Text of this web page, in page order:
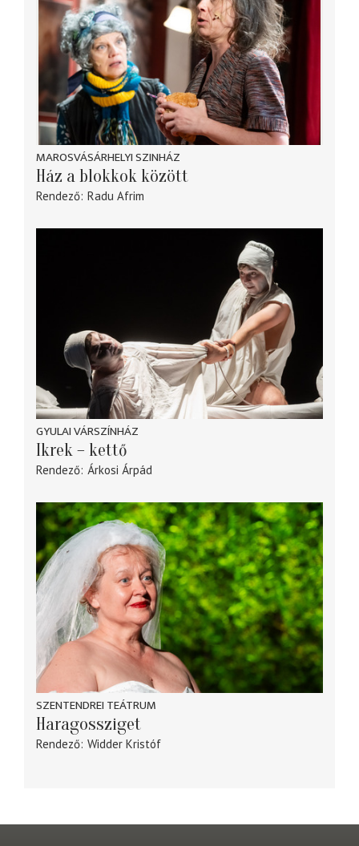
MAROSVÁSÁRHELYI SZINHÁZ
Ház a blokkok között
Rendező Radu Afrim
GYULAI VÁRSZÍNHÁZ
Ikrek – kettő
Rendező Árkosi Árpád
SZENTENDREI TEÁTRUM
Haragossziget
Rendező Widder Kristóf